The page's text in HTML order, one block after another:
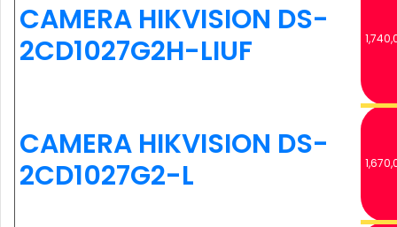
CAMERA HIKVISION DS-
2CD1027G2H-LIUF
CAMERA HIKVISION DS-
2CD1027G2-L